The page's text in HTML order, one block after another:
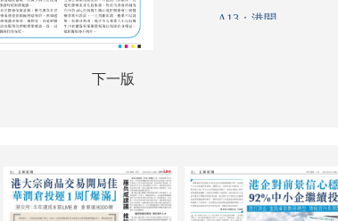
下一版
A13：港聞
A18：IT新世代